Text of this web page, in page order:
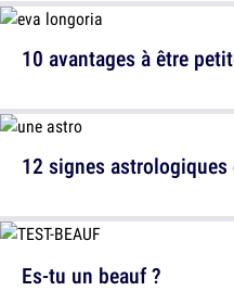
10 avantages à être
12 signes
Es-tu un beauf ?